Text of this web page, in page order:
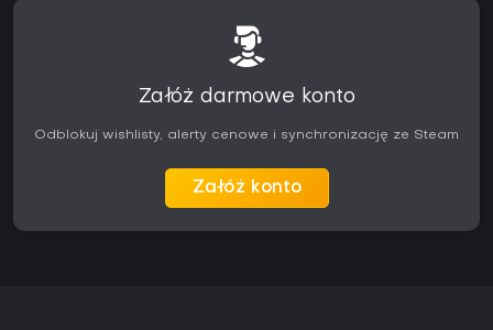
Załóż darmowe konto
Odblokuj wishlisty, alerty cenowe i synchronizację ze Steam
Załóż konto